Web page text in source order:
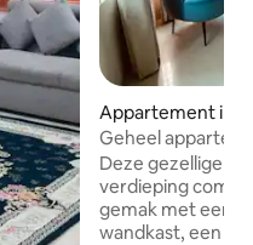
Appartement in
Geheel
1
Deze gezellige
verdieping
gemak met een
wandkast, een